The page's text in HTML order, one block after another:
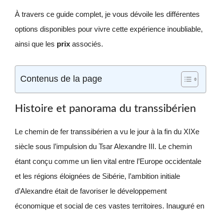
À travers ce guide complet, je vous dévoile les différentes
options disponibles pour vivre cette expérience inoubliable,
ainsi que les prix associés.
Contenus de la page
Histoire et panorama du transsibérien
Le chemin de fer transsibérien a vu le jour à la fin du XIXe
siècle sous l’impulsion du Tsar Alexandre III. Le chemin
étant conçu comme un lien vital entre l’Europe occidentale
et les régions éloignées de Sibérie, l’ambition initiale
d’Alexandre était de favoriser le développement
économique et social de ces vastes territoires. Inauguré en